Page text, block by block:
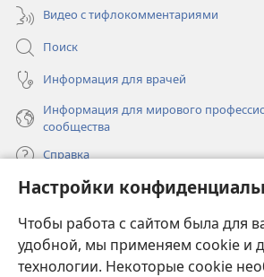
Настройки
Чтобы работа с сайтом была для
удобной, мы применяем cookie и
технологии. Некоторые cookie
Видео с тифлокомментариями
Поиск
Информация для врачей
Информация для мирового
сообщества
Справка
Пожертвования
в
новом
окне)
ОНЛАЙН-БИБЛИОТЕКА Сторожевой
(открывается